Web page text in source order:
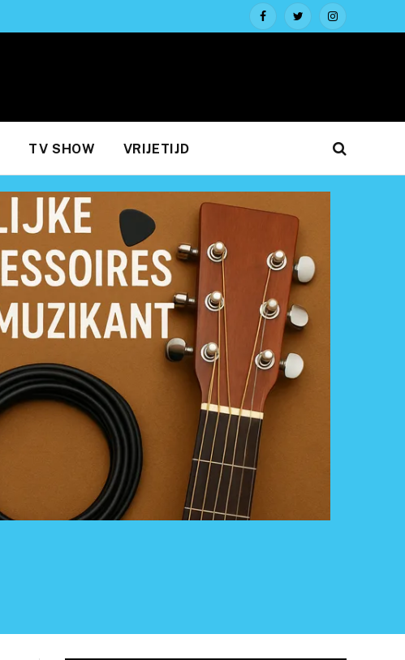
FacebookTwitterInstagram
TV SHOW VRIJETIJD